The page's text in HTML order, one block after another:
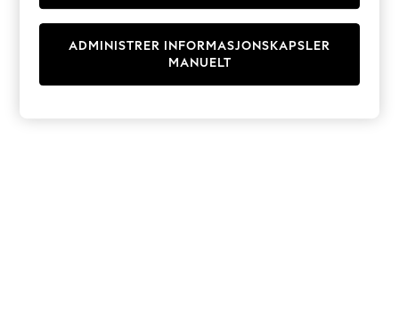
Sets & Outfits
T-Shirts
ADMINISTRER INFORMASJONSKAPSLER
MANUELT